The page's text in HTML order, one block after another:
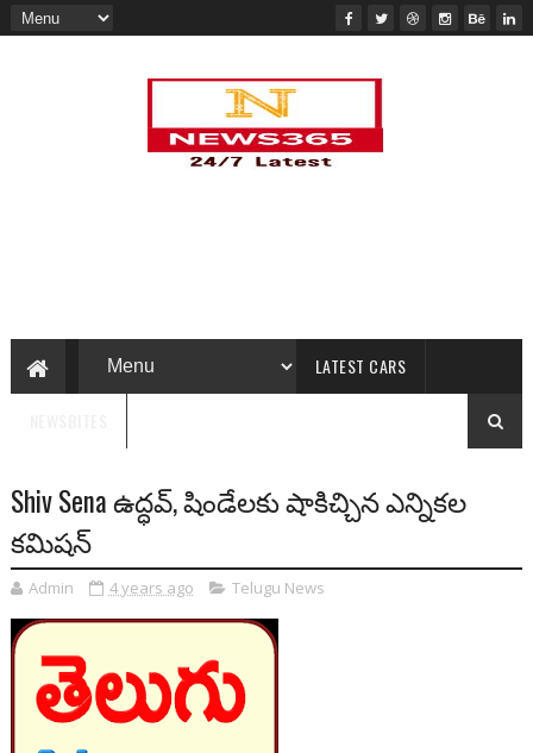
LATEST CARS
Shiv Sena ఉద్ధవ్‌, షిండేలకు షాకిచ్చిన ఎన్నికల
కమిషన్
Admin 4 years ago Telugu News